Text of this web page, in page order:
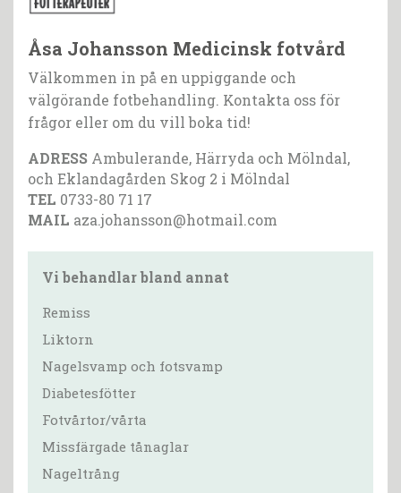
Åsa Johansson Medicinsk fotvård
Välkommen in på en uppiggande och
välgörande fotbehandling. Kontakta oss för
frågor eller om du vill boka tid!
ADRESS Ambulerande, Härryda och Mölndal,
och Eklandagården Skog 2 i Mölndal
TEL 0733-80 71 17
MAIL aza.johansson@hotmail.com
Vi behandlar bland annat
Remiss
Liktorn
Nagelsvamp och fotsvamp
Diabetesfötter
Fotvårtor/vårta
Missfärgade tånaglar
Nageltrång